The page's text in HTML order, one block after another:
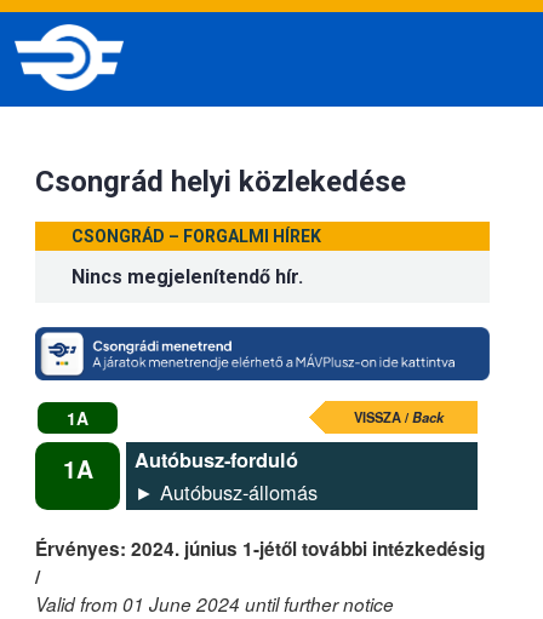
Csongrád helyi közlekedése
CSONGRÁD – FORGALMI HÍREK
Nincs megjelenítendő hír.
1A VISSZA /Back
1A Autóbusz-forduló
► Autóbusz-állomás
Érvényes: 2024. június 1-jétől további intézkedésig
/
Valid from 01 June 2024 until further notice